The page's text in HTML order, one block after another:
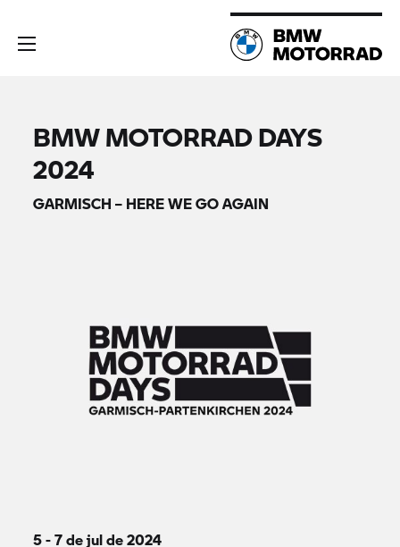
BMW MOTORRAD DAYS
2024
GARMISCH – HERE WE GO AGAIN
5 - 7 de jul de 2024